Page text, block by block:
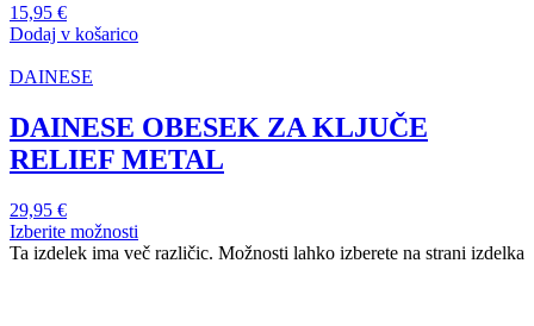
15,95 €
Dodaj v košarico
DAINESE
DAINESE OBESEK ZA KLJUČE
RELIEF METAL
29,95 €
Izberite možnosti
Ta izdelek ima več različic. Možnosti lahko izberete na strani izdelka